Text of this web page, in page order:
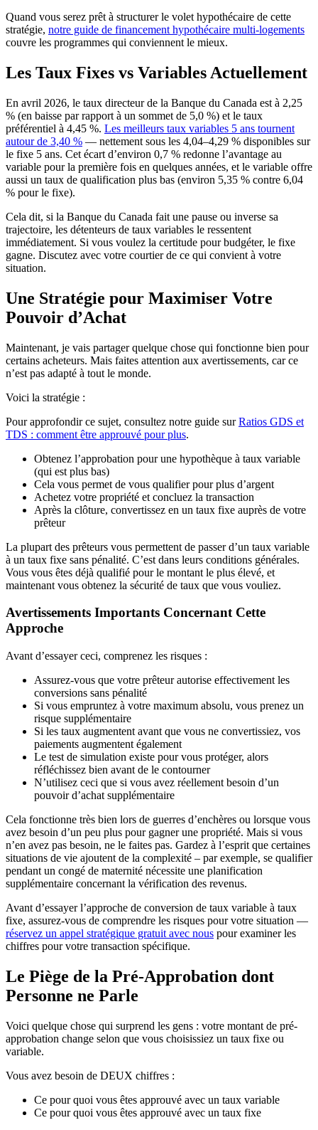
Quand vous serez prêt à structurer le volet hypothécaire de cette
stratégie, notre guide de financement hypothécaire multi-logements
couvre les programmes qui conviennent le mieux.
Les Taux Fixes vs Variables Actuellement
En avril 2026, le taux directeur de la Banque du Canada est à 2,25
% (en baisse par rapport à un sommet de 5,0 %) et le taux
préférentiel à 4,45 %. Les meilleurs taux variables 5 ans tournent
autour de 3,40 % — nettement sous les 4,04–4,29 % disponibles sur
le fixe 5 ans. Cet écart d’environ 0,7 % redonne l’avantage au
variable pour la première fois en quelques années, et le variable offre
aussi un taux de qualification plus bas (environ 5,35 % contre 6,04
% pour le fixe).
Cela dit, si la Banque du Canada fait une pause ou inverse sa
trajectoire, les détenteurs de taux variables le ressentent
immédiatement. Si vous voulez la certitude pour budgéter, le fixe
gagne. Discutez avec votre courtier de ce qui convient à votre
situation.
Une Stratégie pour Maximiser Votre
Pouvoir d’Achat
Maintenant, je vais partager quelque chose qui fonctionne bien pour
certains acheteurs. Mais faites attention aux avertissements, car ce
n’est pas adapté à tout le monde.
Voici la stratégie :
Pour approfondir ce sujet, consultez notre guide surRatios GDS et
TDS : comment être approuvé pour plus.
Obtenez l’approbation pour une hypothèque à taux variable
(qui est plus bas)
Cela vous permet de vous qualifier pour plus d’argent
Achetez votre propriété et concluez la transaction
Après la clôture, convertissez en un taux fixe auprès de votre
prêteur
La plupart des prêteurs vous permettent de passer d’un taux variable
à un taux fixe sans pénalité. C’est dans leurs conditions générales.
Vous vous êtes déjà qualifié pour le montant le plus élevé, et
maintenant vous obtenez la sécurité de taux que vous vouliez.
Avertissements Importants Concernant Cette
Approche
Avant d’essayer ceci, comprenez les risques :
Assurez-vous que votre prêteur autorise effectivement les
conversions sans pénalité
Si vous empruntez à votre maximum absolu, vous prenez un
risque supplémentaire
Si les taux augmentent avant que vous ne convertissiez, vos
paiements augmentent également
Le test de simulation existe pour vous protéger, alors
réfléchissez bien avant de le contourner
N’utilisez ceci que si vous avez réellement besoin d’un
pouvoir d’achat supplémentaire
Cela fonctionne très bien lors de guerres d’enchères ou lorsque vous
avez besoin d’un peu plus pour gagner une propriété. Mais si vous
n’en avez pas besoin, ne le faites pas. Gardez à l’esprit que certaines
situations de vie ajoutent de la complexité – par exemple, se qualifier
pendant un congé de maternité nécessite une planification
supplémentaire concernant la vérification des revenus.
Avant d’essayer l’approche de conversion de taux variable à taux
fixe, assurez-vous de comprendre les risques pour votre situation —
réservez un appel stratégique gratuit avec nous pour examiner les
chiffres pour votre transaction spécifique.
Le Piège de la Pré-Approbation dont
Personne ne Parle
Voici quelque chose qui surprend les gens : votre montant de pré-
approbation change selon que vous choisissiez un taux fixe ou
variable.
Vous avez besoin de DEUX chiffres :
Ce pour quoi vous êtes approuvé avec un taux variable
Ce pour quoi vous êtes approuvé avec un taux fixe